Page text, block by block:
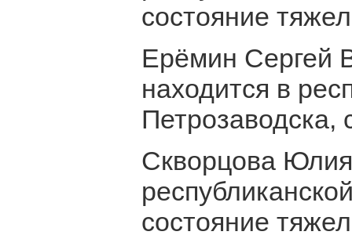
состояние
Ерёмин Сергей
находится в
Петрозаводска,
Скворцова
состояние